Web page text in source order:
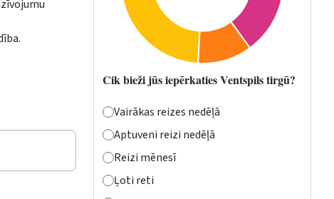
Cik bieži jūs iepērkaties Ventspils tirgū?
Vairākas reizes nedēļā
Aptuveni reizi nedēļā
Reizi mēnesī
Ļoti reti